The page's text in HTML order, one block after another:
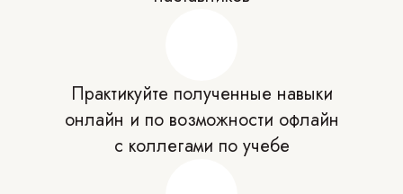
Практикуйте полученные навыки
онлайн и по возможности офлайн
с коллегами по учебе